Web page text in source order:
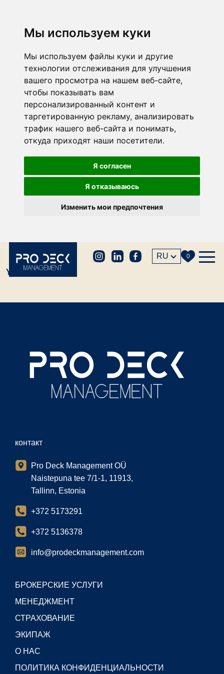
Мы используем куки
Мы используем файлы куки и другие
технологии отслеживания для улучшения
вашего просмотра на нашем веб-сайте,
чтобы показывать вам
персонализированный контент и
таргетированную рекламу, анализировать
трафик нашего веб-сайта и понимать,
откуда приходят наши посетители.
Я согласен
Я отказываюсь
Изменить мои предпочтения
RU 0
Yacht not found
контакт
Pro Deck Management OÜ
Naistepuna tee 7/1-1, 11913,
Tallinn, Estonia
+372 5173291
+372 5136378
info@prodeckmanagement.com
БРОКЕРСКИЕ УСЛУГИ
МЕНЕДЖМЕНТ
СТРАХОВАНИЕ
ЭКИПАЖ
О НАС
ПОЛИТИКА КОНФИДЕНЦИАЛЬНОСТИ